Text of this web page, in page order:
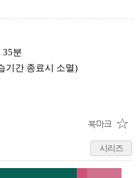
35분
기간 종료시 소멸)
시리즈